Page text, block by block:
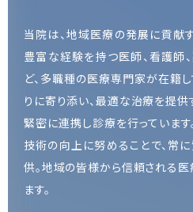
当院は、地域医療の発展に貢献
豊富な経験を持つ医師、看護師
ど、多職種の医療専門家が在籍
りに寄り添い、最適な治療を提
緊密に連携し診療を行っていま
技術の向上に努めることで、常
供。地域の皆様から信頼される
ます。